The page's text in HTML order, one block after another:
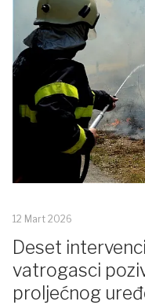
12 Mart 2026
Deset
vatrogasci
proljećnog